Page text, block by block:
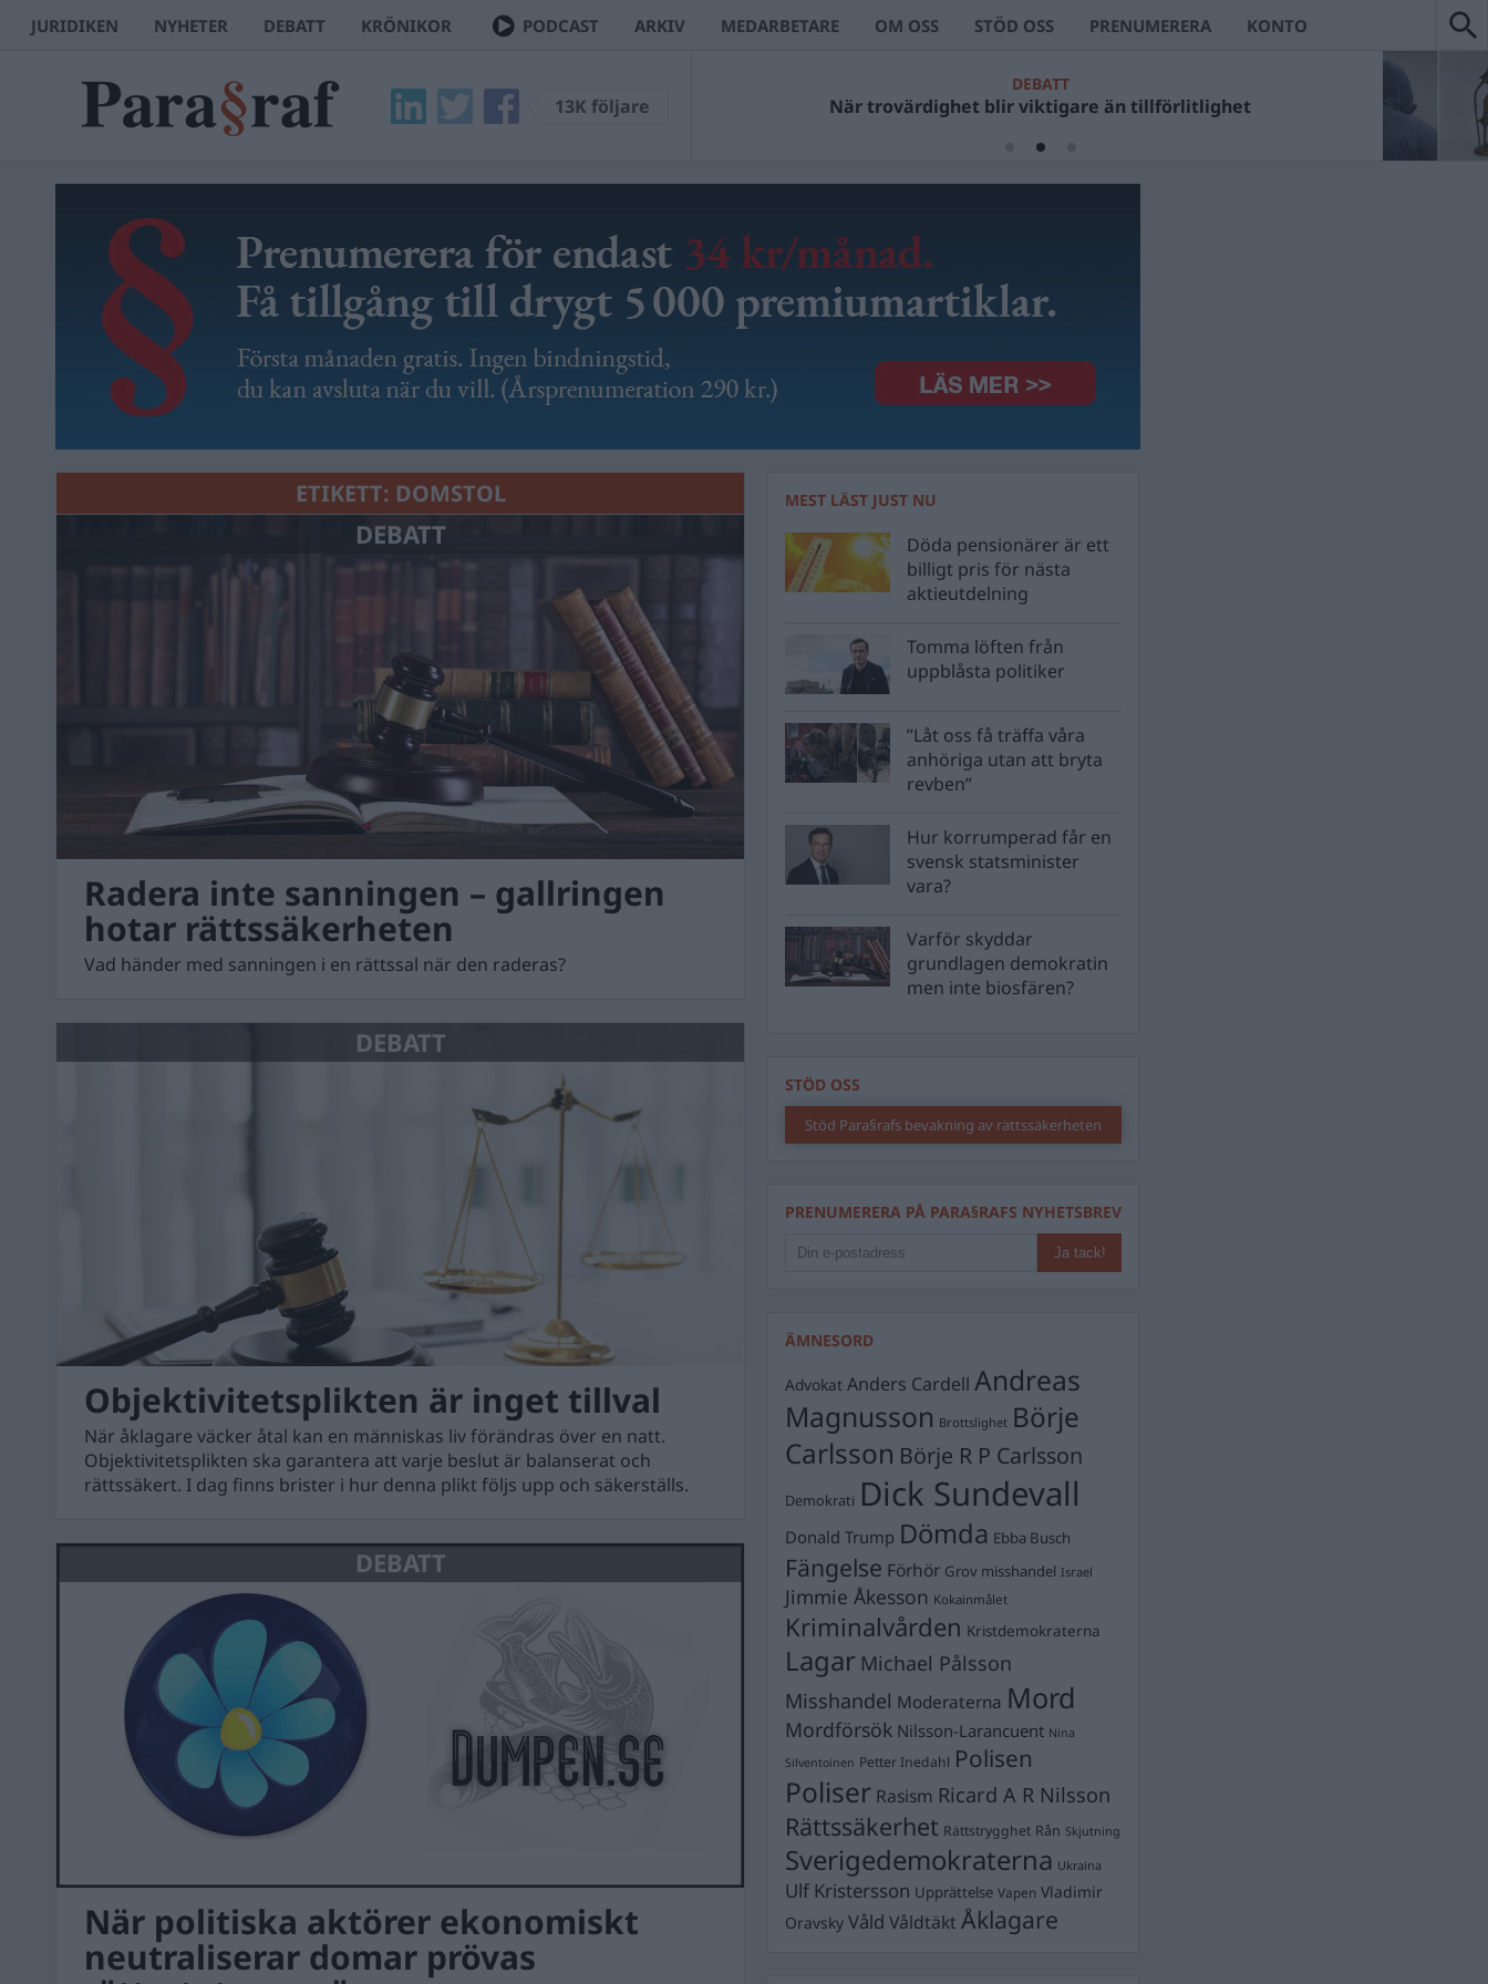
JURIDIKEN NYHETER DEBATT KRÖNIKOR PODCAST ARKIV MEDARBETARE OM OSS STÖD OSS PRENUMERERA KONTO
13K följare
VECKANS VÄRSTA
Ingen kan väl ha missat Ulf Kristerssons fotosessioner?
ETIKETT: DOMSTOL
DEBATT
Radera inte sanningen – gallringen
hotar rättssäkerheten
Vad händer med sanningen i en rättssal när den raderas?
DEBATT
Objektivitetsplikten är inget tillval
När åklagare väcker åtal kan en människas liv förändras över en natt.
Objektivitetsplikten ska garantera att varje beslut är balanserat och
rättssäkert. I dag finns brister i hur denna plikt följs upp och säkerställs.
DEBATT
När politiska aktörer ekonomiskt
neutraliserar domar prövas
MEST LÄST JUST NU
Döda pensionärer är ett
billigt pris för nästa
aktieutdelning
Tomma löften från
uppblåsta politiker
”Låt oss få träffa våra
anhöriga utan att bryta
revben”
Hur korrumperad får en
svensk statsminister
vara?
Varför skyddar
grundlagen demokratin
men inte biosfären?
STÖD OSS
Stöd Para§rafs bevakning av rättssäkerheten
PRENUMERERA PÅ PARA§RAFS NYHETSBREV
ÄMNESORD
Advokat Anders Cardell Andreas
Magnusson Brottslighet Börje
Carlsson Börje R P Carlsson
Demokrati Dick Sundevall
Donald Trump Dömda Ebba Busch
Fängelse Förhör Grov misshandel Israel
Jimmie Åkesson Kokainmålet
Kriminalvården Kristdemokraterna
Lagar Michael Pålsson
Misshandel Moderaterna Mord
Mordförsök Nilsson-Larancuent Nina
Silventoinen Petter Inedahl Polisen
Poliser Rasism Ricard A R Nilsson
Rättssäkerhet Rättstrygghet Rån Skjutning
Sverigedemokraterna Ukraina
Ulf Kristersson Upprättelse Vapen Vladimir
Oravsky Våld Våldtäkt Åklagare